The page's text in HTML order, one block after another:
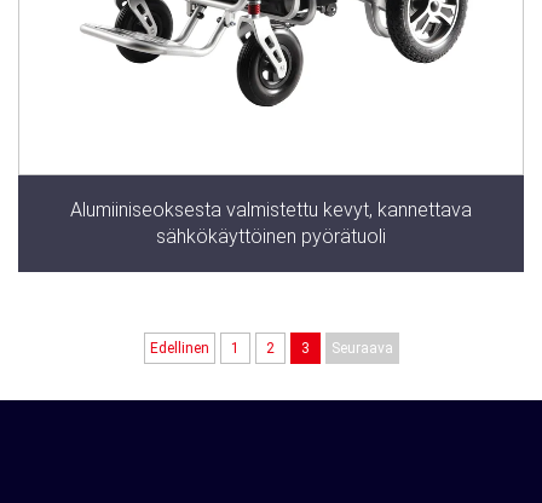
Alumiiniseoksesta valmistettu kevyt, kannettava
sähkökäyttöinen pyörätuoli
Edellinen 1 2 3 Seuraava